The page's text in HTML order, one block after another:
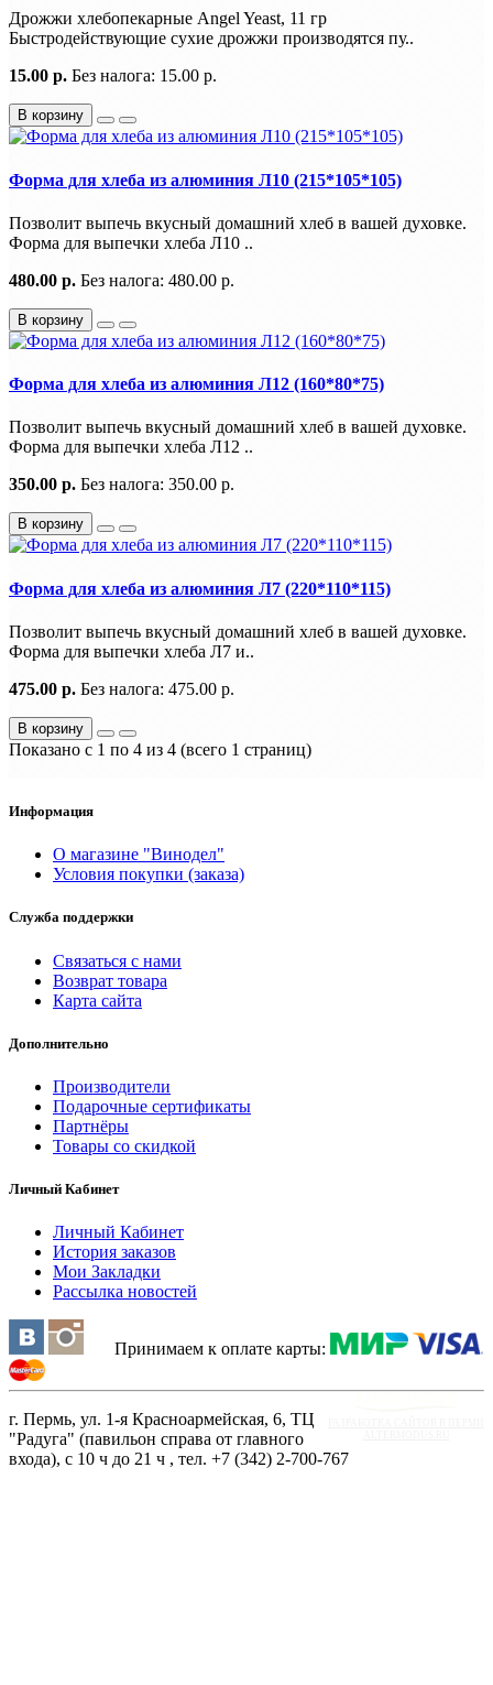
Дрожжи хлебопекарные Angel Yeast, 11 гр
Быстродействующие сухие дрожжи производятся пу..
15.00 р. Без налога: 15.00 р.
В корзину
Форма для хлеба из алюминия Л10 (215*105*105)
Позволит выпечь вкусный домашний хлеб в вашей духовке.
Форма для выпечки хлеба Л10 ..
480.00 р. Без налога: 480.00 р.
В корзину
Форма для хлеба из алюминия Л12 (160*80*75)
Позволит выпечь вкусный домашний хлеб в вашей духовке.
Форма для выпечки хлеба Л12 ..
350.00 р. Без налога: 350.00 р.
В корзину
Форма для хлеба из алюминия Л7 (220*110*115)
Позволит выпечь вкусный домашний хлеб в вашей духовке.
Форма для выпечки хлеба Л7 и..
475.00 р. Без налога: 475.00 р.
В корзину
Показано с 1 по 4 из 4 (всего 1 страниц)
Информация
О магазине "Винодел"
Условия покупки (заказа)
Служба поддержки
Связаться с нами
Возврат товара
Карта сайта
Дополнительно
Производители
Подарочные сертификаты
Партнёры
Товары со скидкой
Личный Кабинет
Личный Кабинет
История заказов
Мои Закладки
Рассылка новостей
Принимаем к оплате карты:
г. Пермь, ул. 1-я Красноармейская, 6, ТЦ
"Радуга" (павильон справа от главного
входа), с 10 ч до 21 ч , тел. +7 (342) 2-700-767